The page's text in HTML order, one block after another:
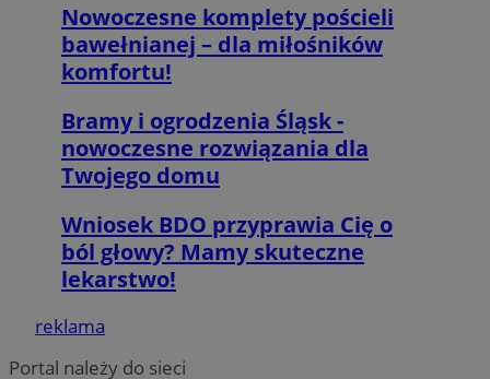
Nowoczesne komplety pościeli
bawełnianej – dla miłośników
komfortu!
Bramy i ogrodzenia Śląsk -
nowoczesne rozwiązania dla
Twojego domu
Wniosek BDO przyprawia Cię o
ból głowy? Mamy skuteczne
lekarstwo!
reklama
Portal należy do sieci
VISITOR_PRIVACY_METADATA
YouTube
.youtube.com
Google Privacy Policy